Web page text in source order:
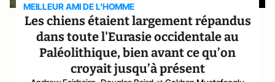
MEILLEUR AMI DE L'HOMME
Les chiens étaient largement répandus
dans toute l'Eurasie occidentale au
Paléolithique, bien avant ce qu’on
croyait jusqu’à présent